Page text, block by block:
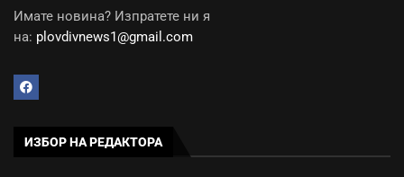
Имате новина? Изпратете ни я
на: plovdivnews1@gmail.com
ИЗБОР НА РЕДАКТОРА